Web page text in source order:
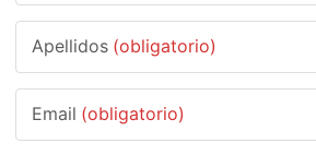
Apellidos (obligatorio)
Email (obligatorio)